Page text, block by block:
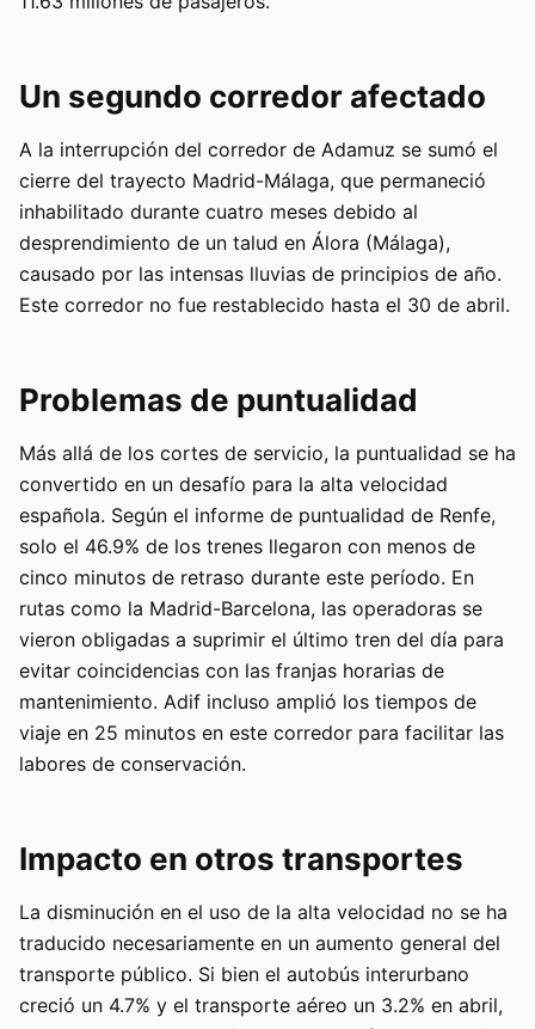
Un segundo corredor afectado
A la interrupción del corredor de Adamuz se sumó el
cierre del trayecto Madrid-Málaga, que permaneció
inhabilitado durante cuatro meses debido al
desprendimiento de un talud en Álora (Málaga),
causado por las intensas lluvias de principios de año.
Este corredor no fue restablecido hasta el 30 de abril.
Problemas de puntualidad
Más allá de los cortes de servicio, la puntualidad se ha
convertido en un desafío para la alta velocidad
española. Según el informe de puntualidad de Renfe,
solo el 46.9% de los trenes llegaron con menos de
cinco minutos de retraso durante este período. En
rutas como la Madrid-Barcelona, las operadoras se
vieron obligadas a suprimir el último tren del día para
evitar coincidencias con las franjas horarias de
mantenimiento. Adif incluso amplió los tiempos de
viaje en 25 minutos en este corredor para facilitar las
labores de conservación.
Impacto en otros transportes
La disminución en el uso de la alta velocidad no se ha
traducido necesariamente en un aumento general del
transporte público. Si bien el autobús interurbano
creció un 4.7% y el transporte aéreo un 3.2% en abril,